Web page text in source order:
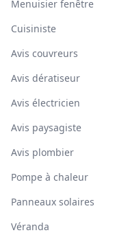
Menuisier fenêtre
Cuisiniste
Avis couvreurs
Avis dératiseur
Avis électricien
Avis paysagiste
Avis plombier
Pompe à chaleur
Panneaux solaires
Véranda